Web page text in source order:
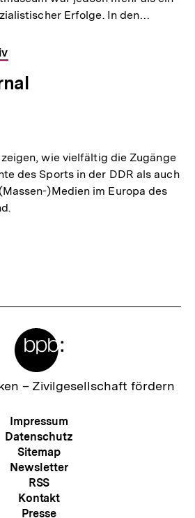
Erfolge. In den…
wie vielfältig die Zugänge
des Sports in der DDR als auch
)Medien im Europa des
– Zivilgesellschaft fördern
Meta-
Navigation
Impressum
Datenschutz
Sitemap
Newsletter
RSS
Kontakt
Presse